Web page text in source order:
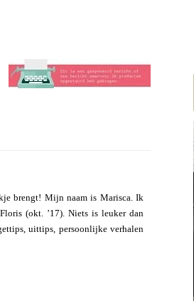
brengt! Mijn naam is Marisca. Ik
(okt. ’17). Niets is leuker dan
uittips, persoonlijke verhalen